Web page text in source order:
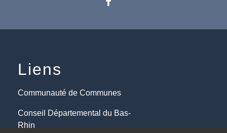
Liens
Communauté de Communes
Conseil Départemental du Bas-
Rhin